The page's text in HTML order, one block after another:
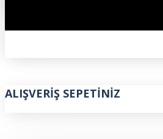
ALIŞVERIŞ SEPETINIZ